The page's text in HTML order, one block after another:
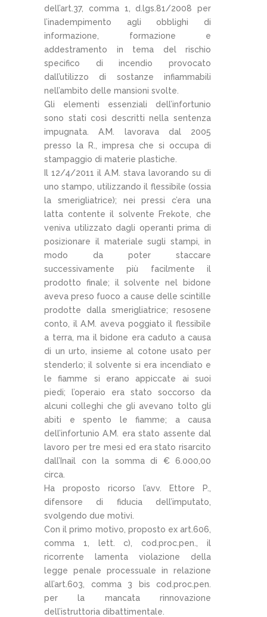
dell’art.37, comma 1, d.lgs.81/2008 per
l’inadempimento agli obblighi di
informazione, formazione e
addestramento in tema del rischio
specifico di incendio provocato
dall’utilizzo di sostanze infiammabili
nell’ambito delle mansioni svolte.
Gli elementi essenziali dell’infortunio
sono stati così descritti nella sentenza
impugnata. A.M. lavorava dal 2005
presso la R., impresa che si occupa di
stampaggio di materie plastiche.
Il 12/4/2011 il A.M. stava lavorando su di
uno stampo, utilizzando il flessibile (ossia
la smerigliatrice); nei pressi c’era una
latta contente il solvente Frekote, che
veniva utilizzato dagli operanti prima di
posizionare il materiale sugli stampi, in
modo da poter staccare
successivamente più facilmente il
prodotto finale; il solvente nel bidone
aveva preso fuoco a cause delle scintille
prodotte dalla smerigliatrice; resosene
conto, il A.M. aveva poggiato il flessibile
a terra, ma il bidone era caduto a causa
di un urto, insieme al cotone usato per
stenderlo; il solvente si era incendiato e
le fiamme si erano appiccate ai suoi
piedi; l’operaio era stato soccorso da
alcuni colleghi che gli avevano tolto gli
abiti e spento le fiamme; a causa
dell’infortunio A.M. era stato assente dal
lavoro per tre mesi ed era stato risarcito
dall’Inail con la somma di € 6.000,00
circa.
Ha proposto ricorso l’avv. Ettore P.,
difensore di fiducia dell’imputato,
svolgendo due motivi.
Con il primo motivo, proposto ex art.606,
comma 1, lett. c), cod.proc.pen., il
ricorrente lamenta violazione della
legge penale processuale in relazione
all’art.603, comma 3 bis cod.proc.pen.
per la mancata rinnovazione
dell’istruttoria dibattimentale.